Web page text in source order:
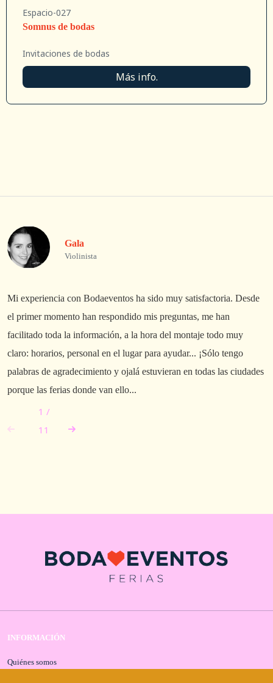
Espacio-027
Somnus de bodas
Invitaciones de bodas
Más info.
Gala
Violinista
Mi experiencia con Bodaeventos ha sido muy satisfactoria. Desde
el primer momento han respondido mis preguntas, me han
facilitado toda la información, a la hora del montaje todo muy
claro: horarios, personal en el lugar para ayudar... ¡Sólo tengo
palabras de agradecimiento y ojalá estuvieran en todas las ciudades
porque las ferias donde van ello...
1 /
11
INFORMACIÓN
Quiénes somos